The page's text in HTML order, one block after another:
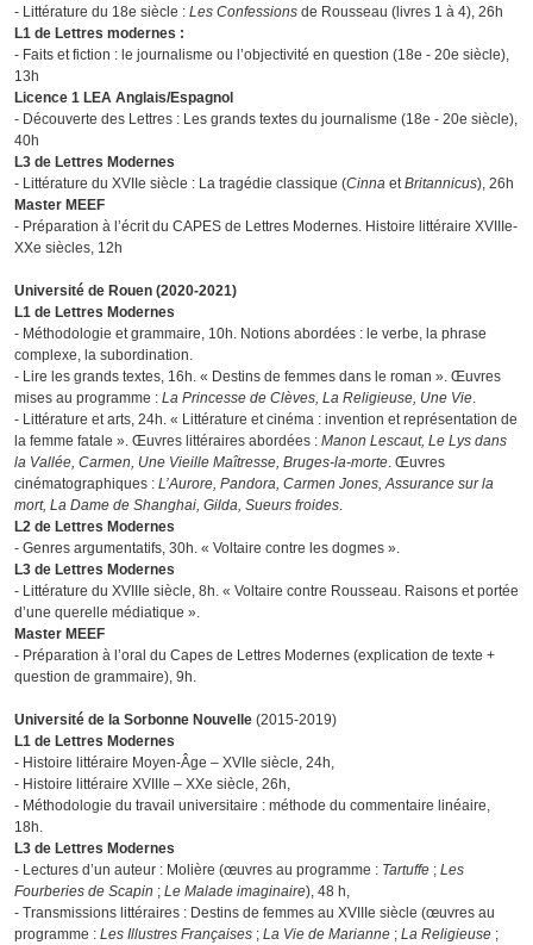
- Littérature du 18e siècle : Les Confessions de Rousseau (livres 1 à 4), 26h
L1 de Lettres modernes :
- Faits et fiction : le journalisme ou l’objectivité en question (18e - 20e siècle),
13h
Licence 1 LEA Anglais/Espagnol
- Découverte des Lettres : Les grands textes du journalisme (18e - 20e siècle),
40h
L3 de Lettres Modernes
- Littérature du XVIIe siècle : La tragédie classique (Cinna et Britannicus), 26h
Master MEEF
- Préparation à l’écrit du CAPES de Lettres Modernes. Histoire littéraire XVIIIe-
XXe siècles, 12h
Université de Rouen (2020-2021)
L1 de Lettres Modernes
- Méthodologie et grammaire, 10h. Notions abordées : le verbe, la phrase
complexe, la subordination.
- Lire les grands textes, 16h. « Destins de femmes dans le roman ». Œuvres
mises au programme : La Princesse de Clèves, La Religieuse, Une Vie
- Littérature et arts, 24h. « Littérature et cinéma : invention et représentation de
la femme fatale ». Œuvres littéraires abordées : Manon Lescaut, Le Lys dans
la Vallée, Carmen, Une Vieille Maîtresse, Bruges-la-morte . Œuvres
cinématographiques : L’Aurore, Pandora, Carmen Jones, Assurance sur la
mort, La Dame de Shanghai, Gilda, Sueurs froides
L2 de Lettres Modernes
- Genres argumentatifs, 30h. « Voltaire contre les dogmes ».
L3 de Lettres Modernes
- Littérature du XVIIIe siècle, 8h. « Voltaire contre Rousseau. Raisons et portée
d’une querelle médiatique ».
Master MEEF
- Préparation à l’oral du Capes de Lettres Modernes (explication de texte +
question de grammaire), 9h.
Université de la Sorbonne Nouvelle (2015-2019)
L1 de Lettres Modernes
- Histoire littéraire Moyen-Âge – XVIIe siècle, 24h,
- Histoire littéraire XVIIIe – XXe siècle, 26h,
- Méthodologie du travail universitaire : méthode du commentaire linéaire,
18h.
L3 de Lettres Modernes
- Lectures d’un auteur : Molière (œuvres au programme : Tartuffe ; Les
Fourberies de Scapin ; Le Malade imaginaire), 48 h,
- Transmissions littéraires : Destins de femmes au XVIIIe siècle (œuvres au
programme : Les Illustres Françaises ; La Vie de Marianne ; La Religieuse ;